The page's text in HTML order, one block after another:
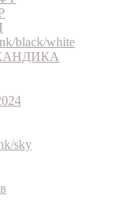
black/white
sky